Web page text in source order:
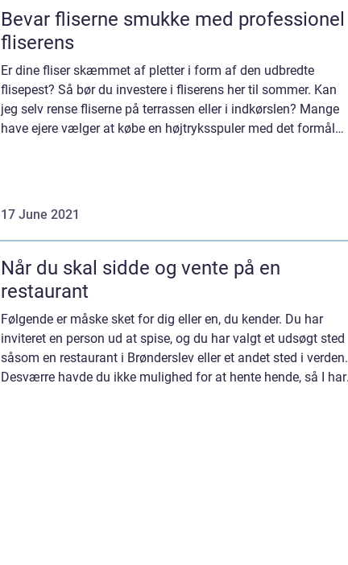
Bevar fliserne smukke med professionel
fliserens
Er dine fliser skæmmet af pletter i form af den udbredte
flisepest? Så bør du investere i fliserens her til sommer. Kan
jeg selv rense fliserne på terrassen eller i indkørslen? Mange
have ejere vælger at købe en højtryksspuler med det formål
17 June 2021
Når du skal sidde og vente på en
restaurant
Følgende er måske sket for dig eller en, du kender. Du har
inviteret en person ud at spise, og du har valgt et udsøgt sted
såsom en restaurant i Brønderslev eller et andet sted i verden.
Desværre havde du ikke mulighed for at hente hende, så I har